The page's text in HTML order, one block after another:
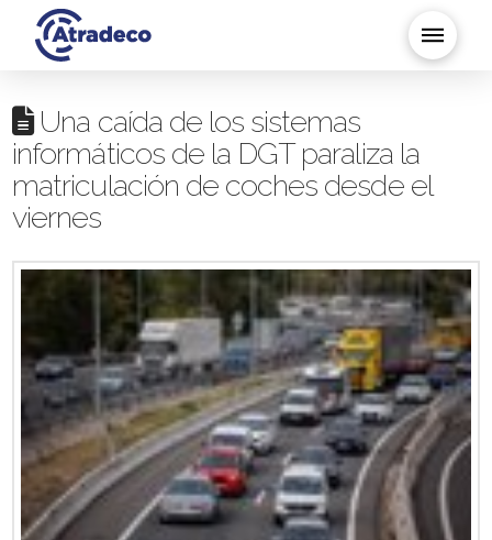
Una caída de los sistemas
informáticos de la DGT paraliza la
matriculación de coches desde el
viernes